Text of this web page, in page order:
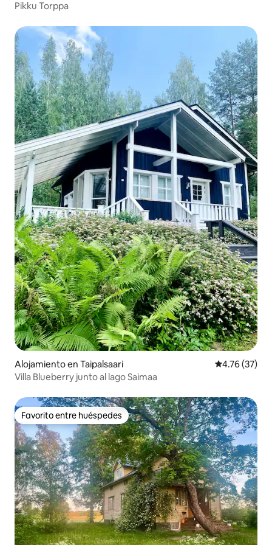
Pikku Torppa
Alojamiento en Taipalsaari Calificación
4.76 (37)
Villa Blueberry junto al lago Saimaa
Favorito entre huéspedes
Favorito entre huéspedes